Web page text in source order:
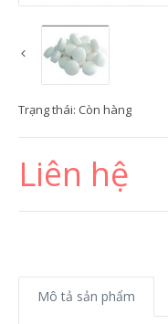
Trạng thái: Còn hàng
Liên hệ
Mô tả sản phẩm